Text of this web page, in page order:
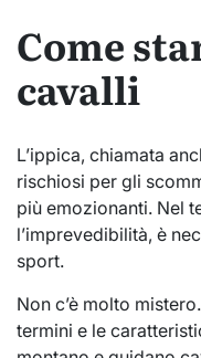
Come
cavalli
L’ippica, chiamata
rischiosi per gli
più emozionanti. Nel
l’imprevedibilità, è
sport.
Non c’è molto
termini e le